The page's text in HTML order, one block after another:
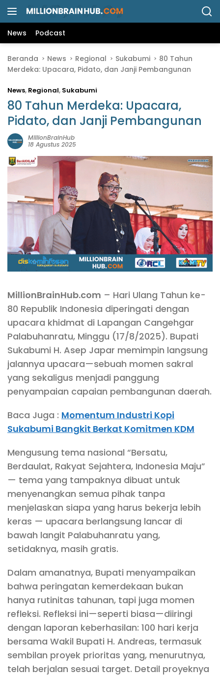
News Podcast
Beranda News Regional Sukabumi
80 Tahun
Merdeka: Upacara, Pidato, dan Janji Pembangunan
News, Regional, Sukabumi
80 Tahun Merdeka: Upacara,
Pidato, dan Janji Pembangunan
MillionBrainHub
18 Agustus 2025
MillionBrainHub.com – Hari Ulang Tahun ke-
80 Republik Indonesia diperingati dengan
upacara khidmat di Lapangan Cangehgar
Palabuhanratu, Minggu (17/8/2025). Bupati
Sukabumi H. Asep Japar memimpin langsung
jalannya upacara—sebuah momen sakral
yang sekaligus menjadi panggung
penyampaian capaian pembangunan daerah.
Baca Juga : Momentum Industri Kopi
Sukabumi Bangkit Berkat Komitmen KDM
Mengusung tema nasional “Bersatu,
Berdaulat, Rakyat Sejahtera, Indonesia Maju”
— tema yang tampaknya dibuat untuk
menyenangkan semua pihak tanpa
menjelaskan siapa yang harus bekerja lebih
keras — upacara berlangsung lancar di
bawah langit Palabuhanratu yang,
setidaknya, masih gratis.
Dalam amanatnya, Bupati menyampaikan
bahwa peringatan kemerdekaan bukan
hanya rutinitas tahunan, tapi juga momen
refleksi. Refleksi ini—seperti biasa—diiringi
dengan laporan keberhasilan: 100 hari kerja
bersama Wakil Bupati H. Andreas, termasuk
sembilan proyek prioritas yang, menurutnya,
telah berjalan sesuai target. Detail proyeknya